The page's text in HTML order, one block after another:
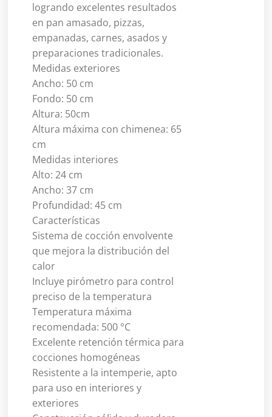
logrando excelentes resultados
en pan amasado, pizzas,
empanadas, carnes, asados y
preparaciones tradicionales.
Medidas exteriores
Ancho: 50 cm
Fondo: 50 cm
Altura: 50cm
Altura máxima con chimenea: 65
cm
Medidas interiores
Alto: 24 cm
Ancho: 37 cm
Profundidad: 45 cm
Características
Sistema de cocción envolvente
que mejora la distribución del
calor
Incluye pirómetro para control
preciso de la temperatura
Temperatura máxima
recomendada: 500 °C
Excelente retención térmica para
cocciones homogéneas
Resistente a la intemperie, apto
para uso en interiores y
exteriores